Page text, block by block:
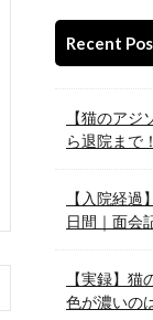
Recent
【猫のア
ら退院まで
【入院経
日間｜面会
【実録】
色が濃いの